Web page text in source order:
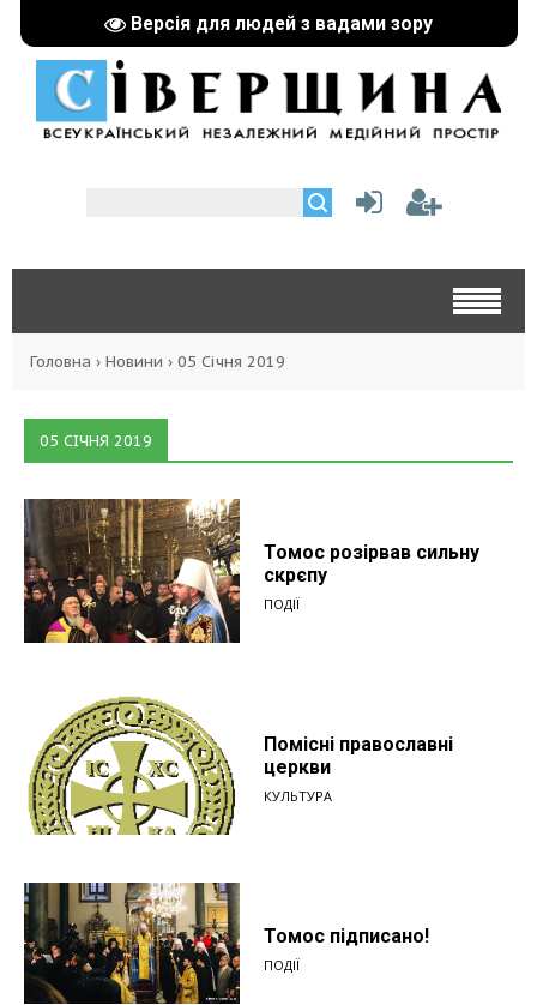
Версія для людей з вадами зору
Головна › Новини › 05 Січня 2019
05 СІЧНЯ 2019
Томос розірвав сильну
скрєпу
ПОДІЇ
Помісні православні
церкви
КУЛЬТУРА
Томос підписано!
ПОДІЇ